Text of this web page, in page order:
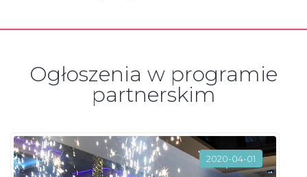
Ogłoszenia w programie
partnerskim
2020-04-01